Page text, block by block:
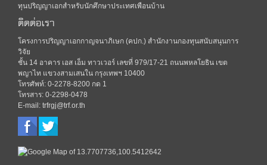
ทุนปริญญาเอกสำหรับนักศึกษาประเทศเพือนบ้าน
ติดต่อเรา
โครงการปริญญาเอกกาญจนาภิเษก (คปก.) สำนักงานกองทุนสนับสนุนการ
วิจัย
ชั้น 14 อาคาร เอส เอ็ม ทาวเวอร์ เลขที่ 979/17-21 ถนนพหลโยธิน เขต
พญาไท แขวงสามเสนใน กรุงเทพฯ 10400
โทรศัพท์: 0-2278-8200 กด 1
โทรสาร: 0-2298-0478
E-mail: trfrgj@trf.or.th